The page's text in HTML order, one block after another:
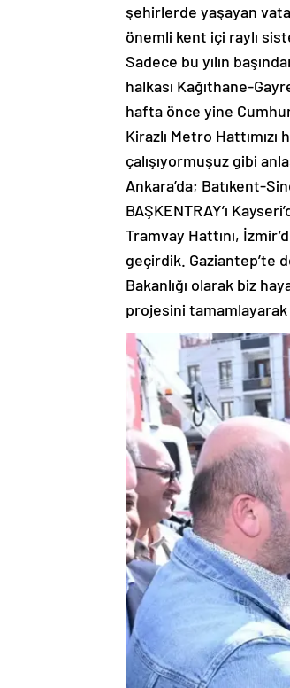
şehirlerde yaşayan
önemli kent içi raylı
Sadece bu yılın
halkası Kağıthane-
hafta önce yine
Kirazlı Metro
çalışıyormuşuz gibi
Ankara’da; Batıkent-
BAŞKENTRAY’ı
Tramvay Hattını,
geçirdik. Gaziantep’te
Bakanlığı olarak biz
projesini tamamlayarak